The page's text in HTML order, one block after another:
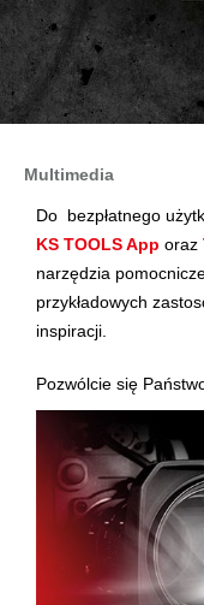
Multimedia
Do bezpłatnego
KS TOOLS App oraz
narzędzia
przykładowych
inspiracji.
Pozwólcie się